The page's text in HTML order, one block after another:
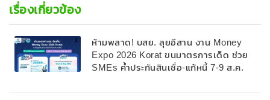
เรื่องเกี่ยวข้อง
ห้ามพลาด! บสย. ลุยอีสาน งาน Money
Expo 2026 Korat ขนมาตรการเด็ด ช่วย
SMEs ค้ำประกันสินเชื่อ-แก้หนี้ 7-9 ส.ค.